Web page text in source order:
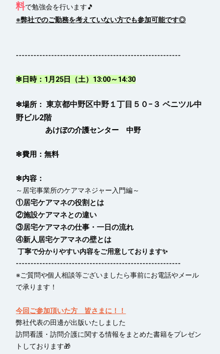
料で勉強会を行います🎵
※弊社でのご勤務を考えていない方でも参加可能です◎
--------------------------------------------------------
❇日時：1月25日（土）13:00～14:30
❇場所： 東京都中野区中野１丁目５０−３ ベニツル中
野ビル2階
あけぼの介護センター 中野
❇費用：無料
❇内容：
～居宅事業所のケアマネジャー入門編～
①居宅ケアマネの役割とは
②施設ケアマネとの違い
③居宅ケアマネの仕事・一日の流れ
④新人居宅ケアマネの壁とは
丁寧で分かりやすい内容をご用意しております✨
--------------------------------------------------------
※ご質問や個人相談等ございましたら事前にお電話やメール
で承ります！
今回ご参加頂いた方 皆さまに！！
弊社代表の田邊が出版いたしました
訪問看護・訪問介護に関する情報をまとめた書籍をプレゼン
トしております🎁